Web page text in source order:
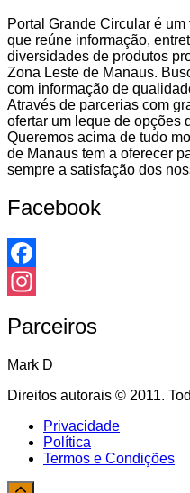
Portal Grande Circular é
que reúne informação,
diversidades de produtos
Zona Leste de Manaus.
com informação de
Através de parcerias com
ofertar um leque de opções
Queremos acima de tudo
de Manaus tem a oferecer
sempre a satisfação dos
Facebook
Facebook
Parceiros
Mark D
Direitos autorais © 2011.
Privacidade
Política
Termos e Condições